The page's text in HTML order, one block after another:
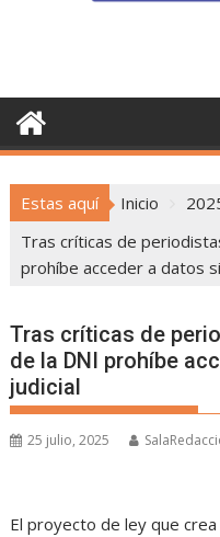
Estas aquí Inicio
Tras críticas de
prohíbe acceder a datos
Tras críticas de
de la DNI prohíbe
judicial
25 julio, 2025
El proyecto de ley que